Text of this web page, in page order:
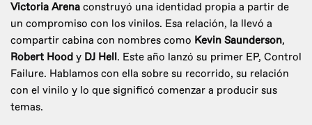
Victoria Arena construyó una identidad propia a partir de
un compromiso con los vinilos. Esa relación, la llevó a
compartir cabina con nombres como Kevin Saunderson,
Robert Hood y DJ Hell. Este año lanzó su primer EP, Control
Failure. Hablamos con ella sobre su recorrido, su relación
con el vinilo y lo que significó comenzar a producir sus
temas.